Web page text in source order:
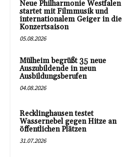
Neue Philharmonie Westfalen
startet mit Filmmusik und
internationalem Geiger in die
Konzertsaison
05.08.2026
Mülheim begrüßt 35 neue
Auszubildende in neun
Ausbildungsberufen
04.08.2026
Recklinghausen testet
Wassernebel gegen Hitze an
öffentlichen Plätzen
31.07.2026